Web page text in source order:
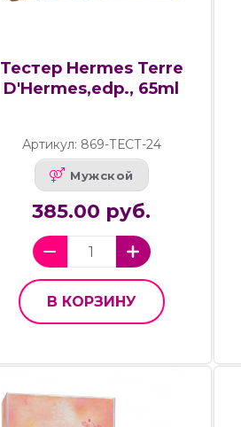
Тестер Hermes Terre
D'Hermes,edp., 65ml
Артикул: 869-ТЕСТ-24
Мужской
385.00 руб.
В КОРЗИНУ